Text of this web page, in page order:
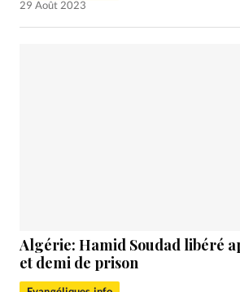
29 Août 2023
Algérie: Hamid Soudad libéré
et demi de prison